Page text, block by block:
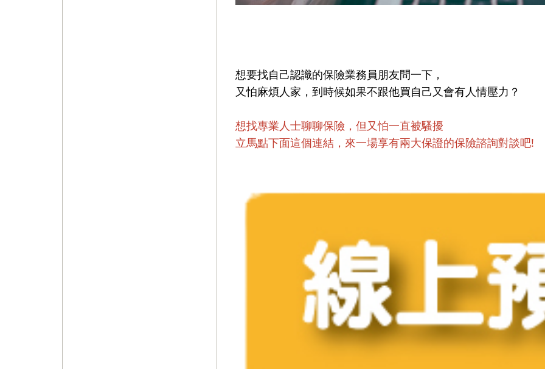
想要找自己認識的保險業務員朋友問一下，
又怕麻煩人家，到時候如果不跟他買自己又會有人情壓力？
想找專業人士聊聊保險，但又怕一直被騷擾
立馬點下面這個連結，來一場享有兩大保證的保險諮詢對談吧!